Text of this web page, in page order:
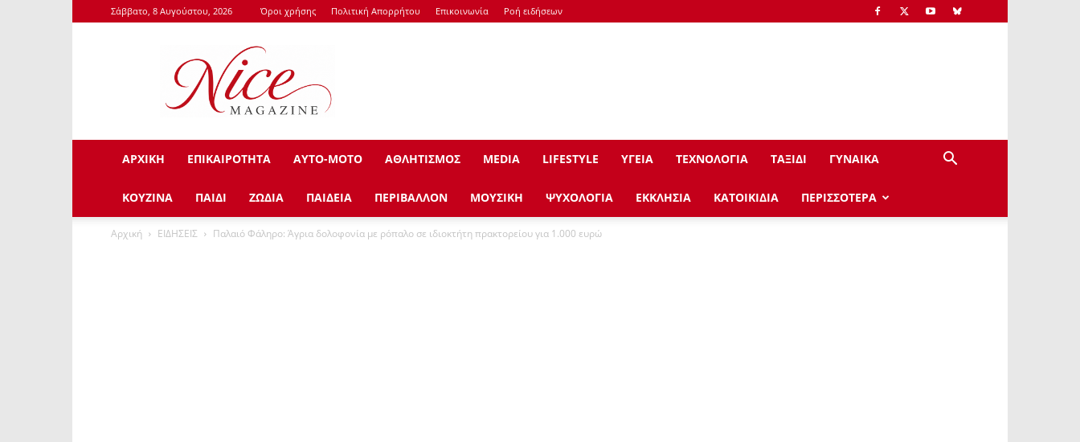
Σάββατο, 8 Αυγούστου, 2026 Όροι χρήσης Πολιτική Απορρήτου Επικοινωνία Ροή ειδήσεων
NiceMagazine.Gr
ΑΡΧΙΚΗ ΕΠΙΚΑΙΡΟΤΗΤΑ ΑΥΤΟ-ΜΟΤΟ ΑΘΛΗΤΙΣΜΟΣ ΜEDIA LIFESTYLE ΥΓΕΙΑ ΤΕΧΝΟΛΟΓΙΑ ΤΑΞΙΔΙ ΓΥΝΑΙΚΑ
ΚΟΥΖΙΝΑ ΠΑΙΔΙ ΖΩΔΙΑ ΠΑΙΔΕΙΑ ΠΕΡΙΒΑΛΛΟΝ ΜΟΥΣΙΚΗ ΨΥΧΟΛΟΓΙΑ ΕΚΚΛΗΣΙΑ ΚΑΤΟΙΚΙΔΙΑ ΠΕΡΙΣΣΟΤΕΡΑ
Αρχική ΕΙΔΗΣΕΙΣ Παλαιό Φάληρο: Άγρια δολοφονία με ρόπαλο σε ιδιοκτήτη πρακτορείου για 1.000 ευρώ